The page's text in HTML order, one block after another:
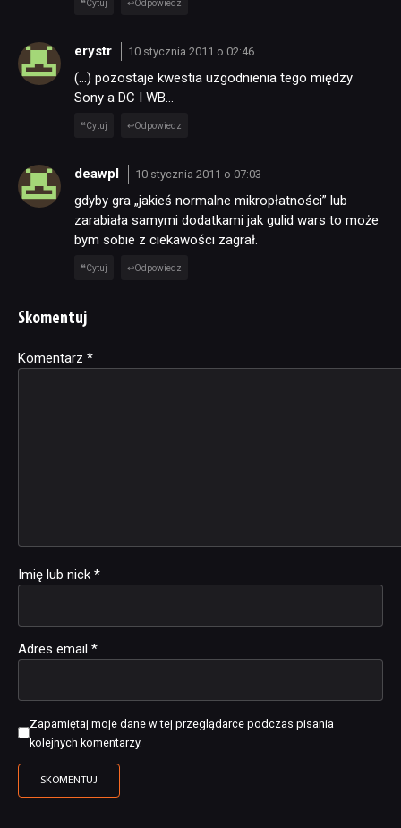
Cytuj Odpowiedz
erystr 10 stycznia 2011 o 02:46
(…) pozostaje kwestia uzgodnienia tego między
Sony a DC I WB…
Cytuj Odpowiedz
deawpl 10 stycznia 2011 o 07:03
gdyby gra „jakieś normalne mikropłatności” lub
zarabiała samymi dodatkami jak gulid wars to może
bym sobie z ciekawości zagrał.
Cytuj Odpowiedz
Skomentuj
Komentarz *
Imię lub nick *
Adres email *
Zapamiętaj moje dane w tej przeglądarce podczas pisania
kolejnych komentarzy.
Alternative: